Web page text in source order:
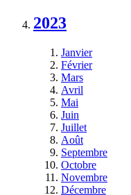
2023
Janvier
Février
Mars
Avril
Mai
Juin
Juillet
Août
Septembre
Octobre
Novembre
Décembre